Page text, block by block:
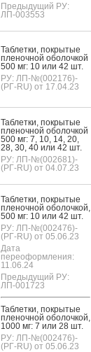
Предыдущий РУ:
ЛП-003553
Таб­летки, пок­ры­тые
пле­ноч­ной обо­лоч­кой
500 мг: 10 или 42 шт.
РУ: ЛП-№(002176)-
(РГ-RU) от 17.04.23
Таб­летки, пок­ры­тые
пле­ноч­ной обо­лоч­кой
500 мг: 7, 10, 14, 20,
28, 30, 40 или 42 шт.
РУ: ЛП-№(002681)-
(РГ-RU) от 04.07.23
Таб­летки, пок­ры­тые
пле­ноч­ной обо­лоч­кой,
500 мг: 10 или 42 шт.
РУ: ЛП-№(002476)-
(РГ-RU) от 05.06.23
Дата
переоформления:
11.06.24
Предыдущий РУ:
ЛП-001723
Таб­летки, пок­ры­тые
пле­ноч­ной обо­лоч­кой,
1000 мг: 7 или 28 шт.
РУ: ЛП-№(002476)-
(РГ-RU) от 05.06.23